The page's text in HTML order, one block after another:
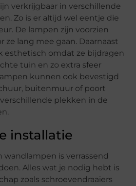
verkrijgbaar in verschillende
Zo is er altijd wel eentje die
De lampen zijn voorzien
ze lang mee gaan. Daarnaast
esthetisch omdat ze bijdragen
tuin en zo extra sfeer
kunnen ook bevestigd
buitenmuur of poort
plekken in de
installatie
wandlampen is verrassend
Alles wat je nodig hebt is
zoals schroevendraaiers